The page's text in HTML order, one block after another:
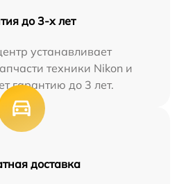
до 3-х лет
устанавливает
техники Nikon и
гарантию до 3 лет.
доставка